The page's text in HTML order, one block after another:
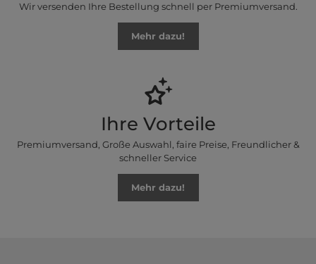
Wir versenden Ihre Bestellung schnell per Premiumversand.
Mehr dazu!
Ihre Vorteile
Premiumversand, Große Auswahl, faire Preise, Freundlicher &
schneller Service
Mehr dazu!